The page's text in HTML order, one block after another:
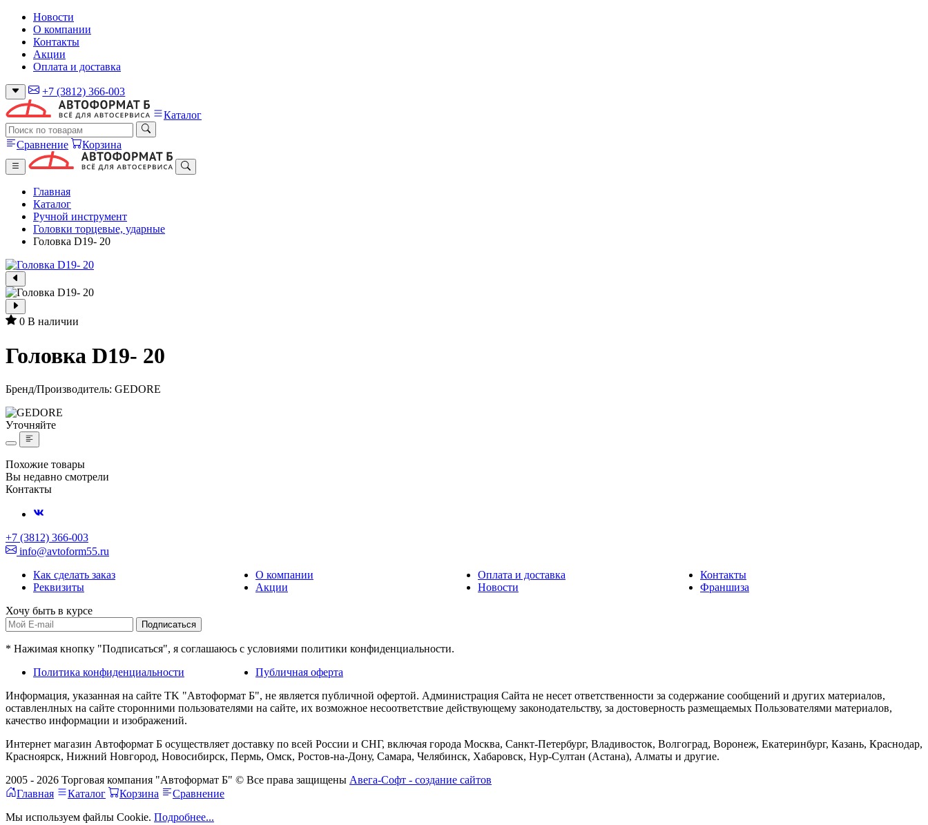
Новости
О компании
Контакты
Акции
Оплата и доставка
+7 (3812) 366-003
Каталог
Сравнение Корзина
Главная
Каталог
Ручной инструмент
Головки торцевые, ударные
Головка D19- 20
0 В наличии
Головка D19- 20
Бренд/Производитель: GEDORE
Уточняйте
Похожие товары
Вы недавно смотрели
Контакты
+7 (3812) 366-003
info@avtoform55.ru
Как сделать заказ
О компании Оплата и доставка
Контакты
Реквизиты
Акции Новости
Франшиза
Хочу быть в курсе
Подписаться
* Нажимая кнопку "Подписаться", я соглашаюсь с условиями политики конфиденциальности.
Политика конфиденциальности
Публичная оферта
Информация, указанная на сайте TK "Автоформат Б", не является публичной офертой. Администрация Сайта не несет ответственности за содержание сообщений и других материалов,
оставленлных на сайте сторонними пользователями на сайте, их возможное несоответствие действующему законодательству, за достоверность размещаемых Пользователями материалов,
качество информации и изображений.
Интернет магазин Автоформат Б осуществляет доставку по всей России и СНГ, включая города Москва, Санкт-Петербург, Владивосток, Волгоград, Воронеж, Екатеринбург, Казань, Краснодар,
Красноярск, Нижний Новгород, Новосибирск, Пермь, Омск, Ростов-на-Дону, Самара, Челябинск, Хабаровск, Нур-Султан (Астана), Алматы и другие.
2005 - 2026 Торговая компания "Автоформат Б" © Все права защищены Авега-Софт - создание сайтов
Главная
Каталог Корзина
Сравнение
Мы используем файлы Cookie. Подробнее...